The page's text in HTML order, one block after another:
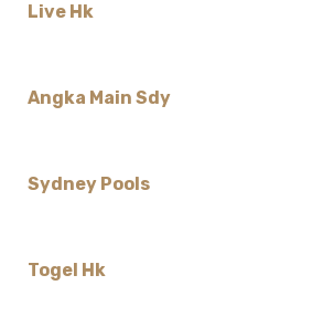
Live Hk
Angka Main Sdy
Sydney Pools
Togel Hk